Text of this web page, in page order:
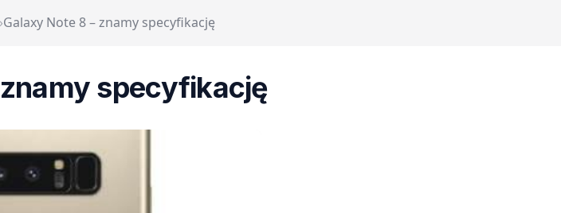
›Galaxy Note 8 – znamy specyfikację
specyfikację